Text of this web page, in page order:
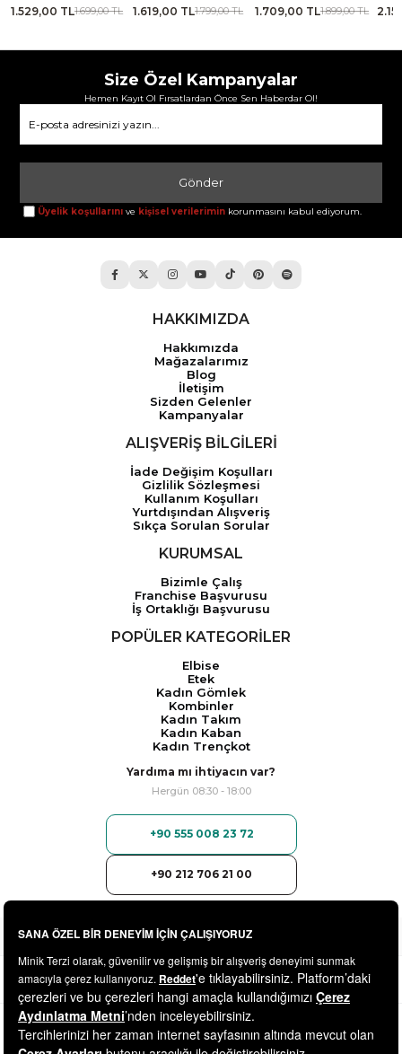
1.529,00 TL1.699,00 TL 1.619,00 TL1.799,00 TL
1.709,00 TL1.899,00 TL
Size Özel Kampanyalar
Hemen Kayıt Ol Fırsatlardan Önce Sen Haberdar Ol!
Gönder
Üyelik koşullarını ve kişisel verilerimin korunmasını kabul ediyorum.
HAKKIMIZDA
Hakkımızda
Mağazalarımız
Blog
İletişim
Sizden Gelenler
Kampanyalar
ALIŞVERİŞ BİLGİLERİ
İade Değişim Koşulları
Gizlilik Sözleşmesi
Kullanım Koşulları
Yurtdışından Alışveriş
Sıkça Sorulan Sorular
KURUMSAL
Bizimle Çalış
Franchise Başvurusu
İş Ortaklığı Başvurusu
POPÜLER KATEGORİLER
Elbise
Etek
Kadın Gömlek
Kombinler
Kadın Takım
Kadın Kaban
Kadın Trençkot
Yardıma mı ihtiyacın var?
Hergün 08:30 - 18:00
+90 555 008 23 72
+90 212 706 21 00
© 2025minikterzi.com - Tüm Hakları Saklıdır.